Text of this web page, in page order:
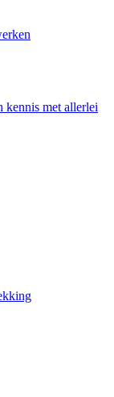
kennis met allerlei